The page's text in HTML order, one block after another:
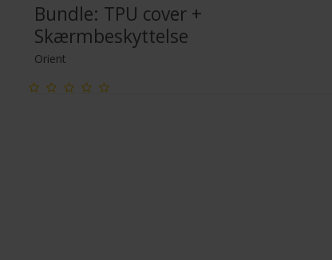
Bundle: TPU cover +
Skærmbeskyttelse
Orient